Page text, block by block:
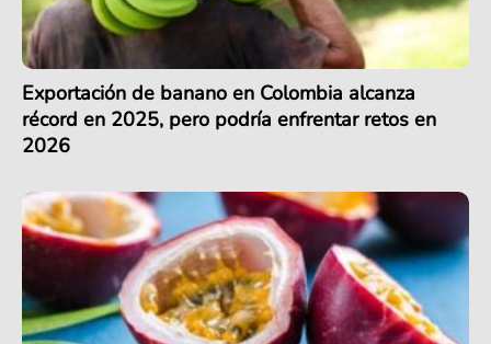
Exportación de banano en Colombia alcanza
récord en 2025, pero podría enfrentar retos en
2026